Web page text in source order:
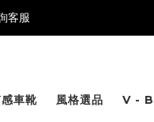
客服
車靴 風格選品 V -